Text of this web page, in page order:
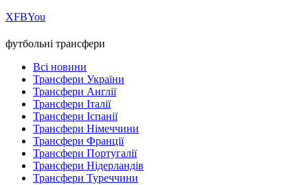
ХFBYou
футбольні трансфери
Всі новини
Трансфери України
Трансфери Англії
Трансфери Італії
Трансфери Іспанії
Трансфери Німеччини
Трансфери Франції
Трансфери Португалії
Трансфери Нідерландів
Трансфери Туреччини